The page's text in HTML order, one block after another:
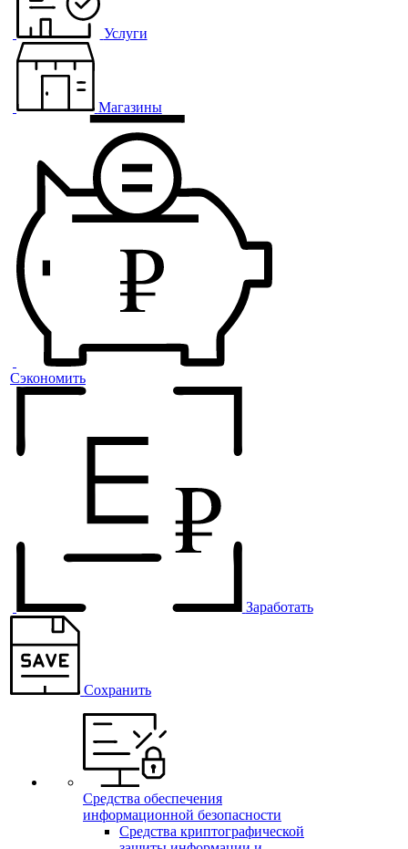
Услуги
Магазины
Сэкономить
Заработать
Сохранить
Средства обеспечения
информационной безопасности
Средства криптографической